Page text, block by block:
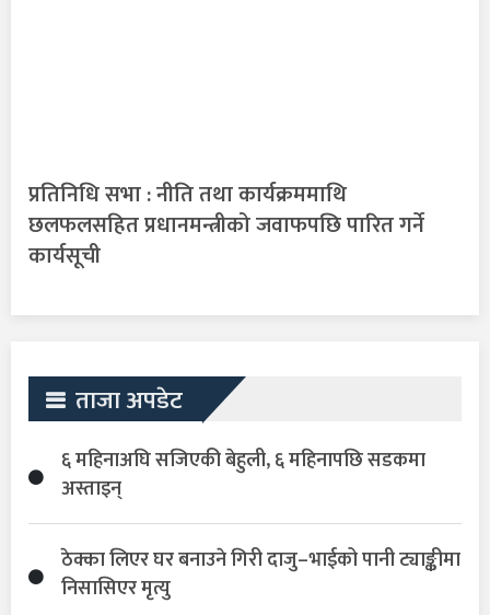
प्रतिनिधि सभा : नीति तथा कार्यक्रममाथि
छलफलसहित प्रधानमन्त्रीको जवाफपछि पारित गर्ने
कार्यसूची
ताजा अपडेट
६ महिनाअघि सजिएकी बेहुली, ६ महिनापछि सडकमा
अस्ताइन्
ठेक्का लिएर घर बनाउने गिरी दाजु–भाईको पानी ट्याङ्कीमा
निसासिएर मृत्यु